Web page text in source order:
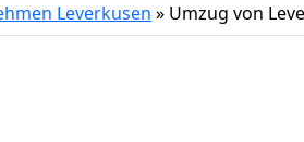
Leverkusen » Umzug von